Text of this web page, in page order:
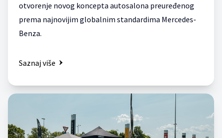
otvorenje novog koncepta autosalona preuređenog
prema najnovijim globalnim standardima Mercedes-
Benza.
Saznaj više